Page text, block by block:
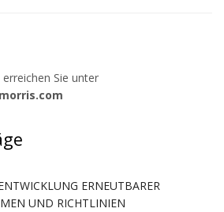
erreichen Sie unter
ERNEUTBARER
UND RICHTLINIEN